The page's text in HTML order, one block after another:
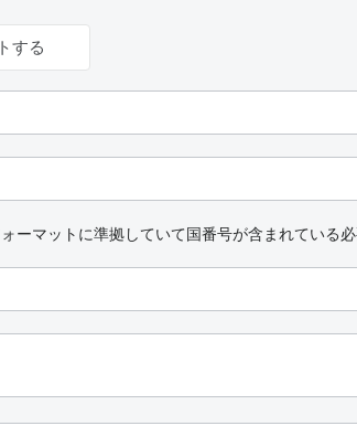
する
ーマットに準拠していて国番号が含まれている必